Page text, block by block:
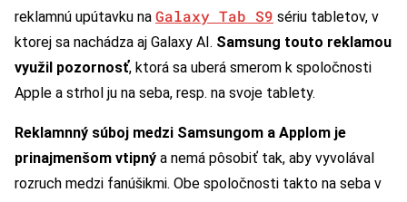
reklamnú upútavku na Galaxy Tab S9 sériu tabletov, v
ktorej sa nachádza aj Galaxy AI. Samsung touto reklamou
využil pozornosť, ktorá sa uberá smerom k spoločnosti
Apple a strhol ju na seba, resp. na svoje tablety.
Reklamnný súboj medzi Samsungom a Applom je
prinajmenšom vtipný a nemá pôsobiť tak, aby vyvolával
rozruch medzi fanúšikmi. Obe spoločnosti takto na seba v